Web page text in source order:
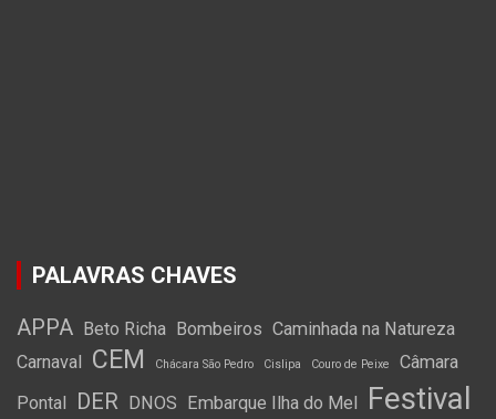
PALAVRAS CHAVES
APPA
Beto Richa Bombeiros Caminhada na Natureza
Carnaval
CEM Chácara São Pedro Cislipa Couro de Peixe
Câmara
Pontal
DER DNOS Embarque Ilha do Mel
Festival